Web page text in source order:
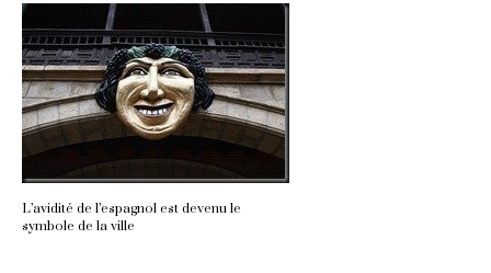
L’avidité de l’espagnol est devenu le
symbole de la ville